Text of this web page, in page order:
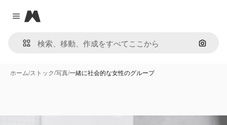
Close menu
Magnific
画像で
ホーム/ストック/写真/一緒に社会的な女性のグループ